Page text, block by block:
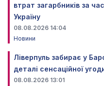
втрат загарбників за
Україну
08.08.2026 14:04
Новини
Ліверпуль забирає у
деталі сенсаційної
08.08.2026 13:01